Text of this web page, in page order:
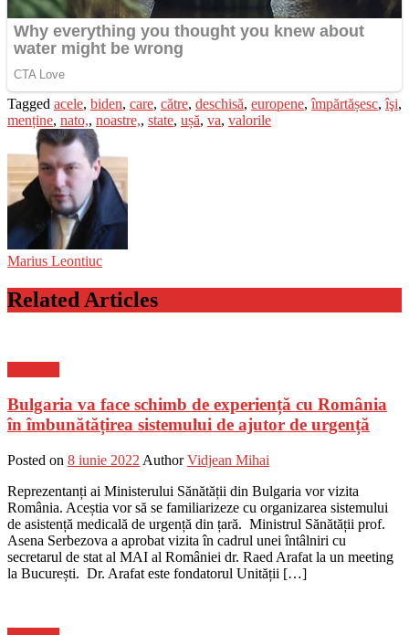
Tagged acele, biden, care, către, deschisă, europene,împărtășesc,îşi,
menține, nato,, noastre,, state, ușă, va, valorile
Marius Leontiuc
Related Articles
Bulgaria va face schimb de experiență cu România
în îmbunătățirea sistemului de ajutor de urgență
Posted on 8 iunie 2022 Author Vidjean Mihai
Reprezentanți ai Ministerului Sănătății din Bulgaria vor vizita
România. Aceștia vor să se familiarizeze cu organizarea sistemului
de asistență medicală de urgență din țară. Ministrul Sănătății prof.
Asena Serbezova a aprobat vizita în cadrul unei întâlniri cu
secretarul de stat al MAI al României dr. Raed Arafat la un meeting
la București. Dr. Arafat este fondatorul Unității […]